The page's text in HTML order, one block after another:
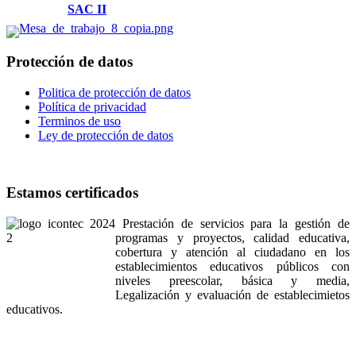
SAC II
Protección de datos
Politica de protección de datos
Política de privacidad
Terminos de uso
Ley de protección de datos
Estamos certificados
Prestación de servicios para la gestión de
programas y proyectos, calidad educativa,
cobertura y atención al ciudadano en los
establecimientos educativos públicos con
niveles preescolar, básica y media,
Legalización y evaluación de establecimietos
educativos.